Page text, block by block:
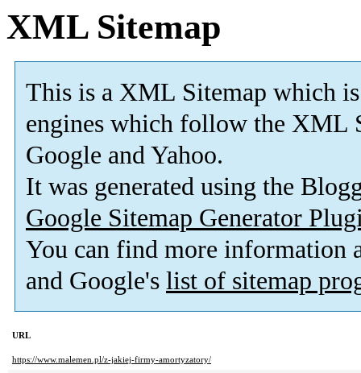
XML Sitemap
This is a XML Sitemap which is
engines which follow the XML
Google and Yahoo.
It was generated using the
Google Sitemap Generator
You can find more information
and Google's list of sitemap
URL
https://www.malemen.pl/z-jakiej-firmy-amortyzatory/